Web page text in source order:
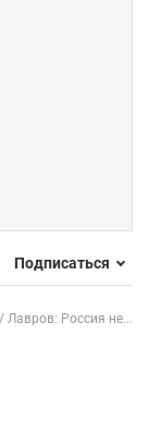
Подписаться
Лавров: Россия не...